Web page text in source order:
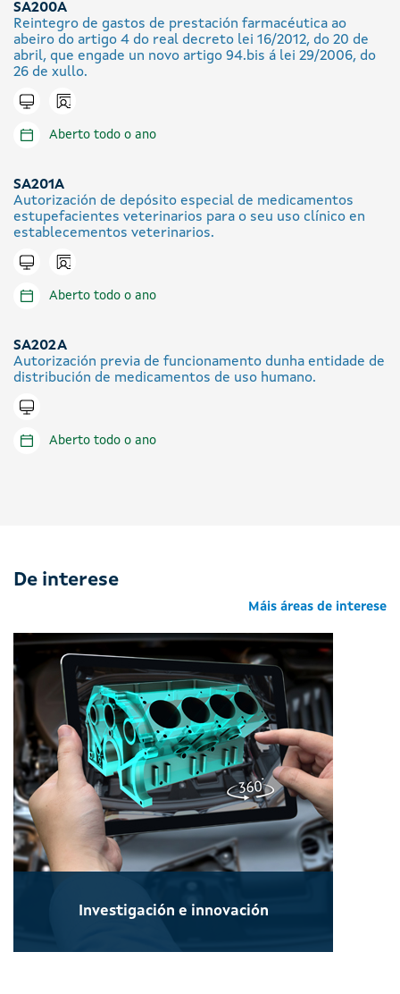
SA200A
Reintegro de gastos de prestación farmacéutica ao
abeiro do artigo 4 do real decreto lei 16/2012, do 20 de
abril, que engade un novo artigo 94.bis á lei 29/2006, do
26 de xullo.
Tramitar en liña
Icono presencial
Aberto todo o ano
SA201A
Autorización de depósito especial de medicamentos
estupefacientes veterinarios para o seu uso clínico en
establecementos veterinarios.
Tramitar en liña
Icono presencial
Aberto todo o ano
SA202A
Autorización previa de funcionamento dunha entidade de
distribución de medicamentos de uso humano.
Tramitar en liña
Aberto todo o ano
De interese
Máis áreas de interese
Investigación e innovación